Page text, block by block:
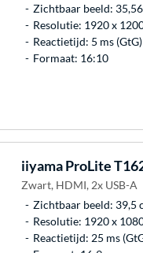
Zichtbaar beeld:
Resolutie: 1920 x
Reactietijd: 5 ms (GtG)
Formaat: 16:10
iiyamaProLite
Zwart, HDMI, 2x USB-A
Zichtbaar beeld: 39,5
Resolutie: 1920 x
Reactietijd: 25 ms